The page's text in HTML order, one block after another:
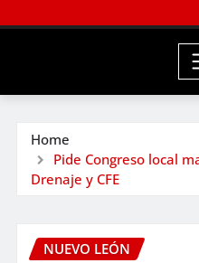
Home
Pide Congreso local
Drenaje y CFE
NUEVO LEÓN